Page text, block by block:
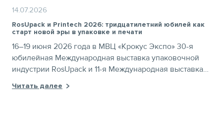
14.07.2026
RosUpack и Printech 2026: тридцатилетний юбилей как
старт новой эры в упаковке и печати
16–19 июня 2026 года в МВЦ «Крокус Экспо» 30-я
юбилейная Международная выставка упаковочной
индустрии RosUpack и 11-я Международная выставка
успешно завершили свою работу
Читать далее